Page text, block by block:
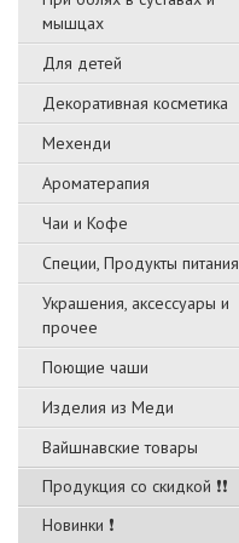
мышцах
Для детей
Декоративная косметика
Мехенди
Ароматерапия
Чаи и Кофе
Специи, Продукты питания
Украшения, аксессуары и
прочее
Поющие чаши
Изделия из Меди
Вайшнавские товары
Продукция со скидкой ❗❗
Новинки ❗